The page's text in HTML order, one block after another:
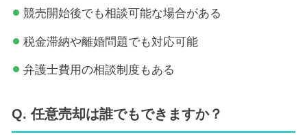
競売開始後でも相談可能な場合がある
税金滞納や離婚問題でも対応可能
弁護士費用の相談制度もある
Q. 任意売却は誰でもできますか？